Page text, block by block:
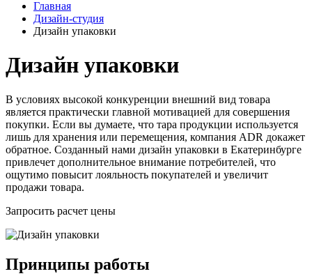
Главная
Дизайн-студия
Дизайн упаковки
Дизайн упаковки
В условиях высокой конкуренции внешний вид товара
является практически главной мотивацией для совершения
покупки. Если вы думаете, что тара продукции используется
лишь для хранения или перемещения, компания ADR докажет
обратное. Созданный нами дизайн упаковки в Екатеринбурге
привлечет дополнительное внимание потребителей, что
ощутимо повысит лояльность покупателей и увеличит
продажи товара.
Запросить расчет цены
Принципы работы